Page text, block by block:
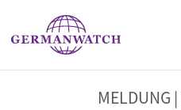
Direkt zum Inhalt
StichwortsucheMELDUNG |